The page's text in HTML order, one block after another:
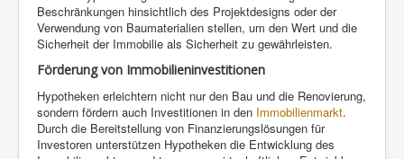
Beschränkungen hinsichtlich des Projektdesigns oder der
Verwendung von Baumaterialien stellen, um den Wert und die
Sicherheit der Immobilie als Sicherheit zu gewährleisten.
Förderung von Immobilieninvestitionen
Hypotheken erleichtern nicht nur den Bau und die Renovierung,
sondern fördern auch Investitionen in den Immobilienmarkt.
Durch die Bereitstellung von Finanzierungslösungen für
Investoren unterstützen Hypotheken die Entwicklung des